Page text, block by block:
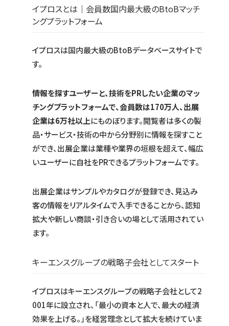
イプロスとは｜会員数国内最大級のBtoBマッチ
ングプラットフォーム
イプロスは国内最大級のBtoBデータベースサイトで
す。
情報を探すユーザーと、技術をPRしたい企業のマッ
チングプラットフォームで、会員数は170万人、出展
企業は6万社以上にものぼります。閲覧者は多くの製
品・サービス・技術の中から分野別に情報を探すこと
ができ、出展企業は業種や業界の垣根を超えて、幅広
いユーザーに自社をPRできるプラットフォームです。
出展企業はサンプルやカタログが登録でき、見込み
客の情報をリアルタイムで入手できることから、認知
拡大や新しい商談・引き合いの場として活用されてい
ます。
キーエンスグループの戦略子会社としてスタート
イプロスはキーエンスグループの戦略子会社として2
001年に設立され、「最小の資本と人で、最大の経済
効果を上げる。」を経営理念として拡大を続けていま